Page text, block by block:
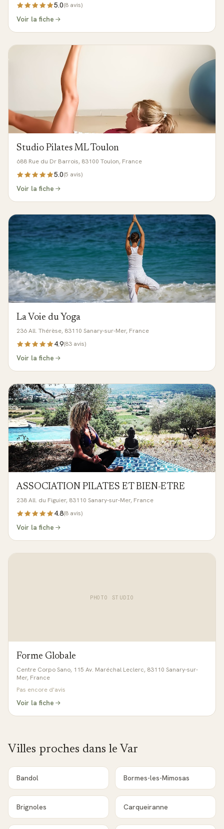
5.0(8 avis)
Voir la fiche
Studio Pilates ML Toulon
688 Rue du Dr Barrois, 83100 Toulon, France
5.0(5 avis)
Voir la fiche
La Voie du Yoga
236 All. Thérèse, 83110 Sanary-sur-Mer, France
4.9(83 avis)
Voir la fiche
ASSOCIATION PILATES ET BIEN-ETRE
238 All. du Figuier, 83110 Sanary-sur-Mer, France
4.8(8 avis)
Voir la fiche
PHOTO STUDIO
Forme Globale
Centre Corpo Sano, 115 Av. Maréchal Leclerc, 83110 Sanary-sur-
Mer, France
Pas encore d'avis
Voir la fiche
Villes proches dans le Var
Bandol Bormes-les-Mimosas
Brignoles Carqueiranne